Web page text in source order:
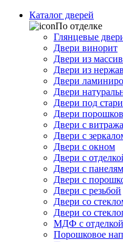
Каталог дверей
По отделке
Глянцевые
Двери винорит
Двери из
Двери из
Двери
Двери
Двери под
Двери
Двери с
Двери с
Двери с окном
Двери с
Двери с
Двери с
Двери с резьбой
Двери со
Двери со
МДФ с
Порошковое